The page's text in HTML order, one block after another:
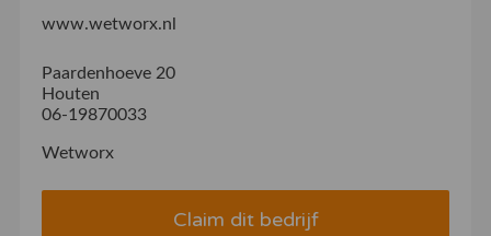
www.wetworx.nl
Paardenhoeve 20
Houten
06-19870033
Wetworx
Claim dit bedrijf